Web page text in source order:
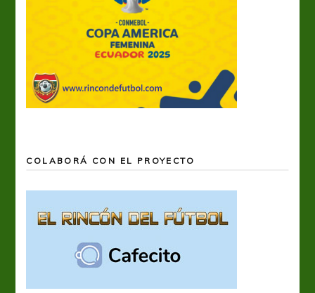
COLABORÁ CON EL PROYECTO